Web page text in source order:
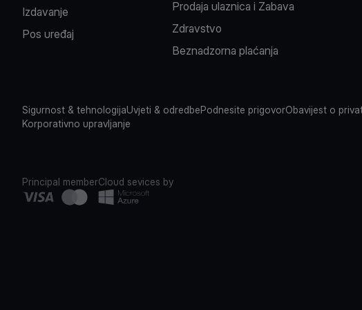
Izdavanje
Pos uređaj
Prodaja ulaznica i Zabava
Zdravstvo
Beznadzorna plaćanja
Sigurnost & tehnologijaUvjeti & odredbePodnesite prigovorObavijest o
Korporativno upravljanje
Principal memberCloud sevices by